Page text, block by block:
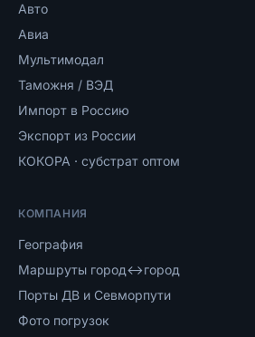
Авто
Авиа
Мультимодал
Таможня / ВЭД
Импорт в Россию
Экспорт из России
КОКОРА · субстрат оптом
КОМПАНИЯ
География
Маршруты город↔город
Порты ДВ и Севморпути
Фото погрузок